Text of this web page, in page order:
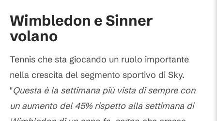
Wimbledon e Sinner
volano
Tennis che sta giocando un ruolo importante
nella crescita del segmento sportivo di Sky.
"Questa è la settimana più vista di sempre con
un aumento del 45% rispetto alla settimana di